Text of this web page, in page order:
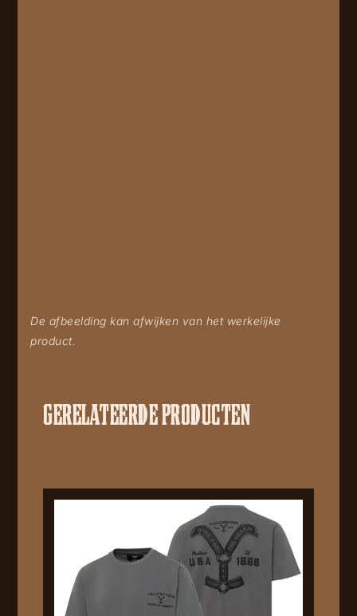
De afbeelding kan afwijken van het werkelijke
product.
GERELATEERDE PRODUCTEN